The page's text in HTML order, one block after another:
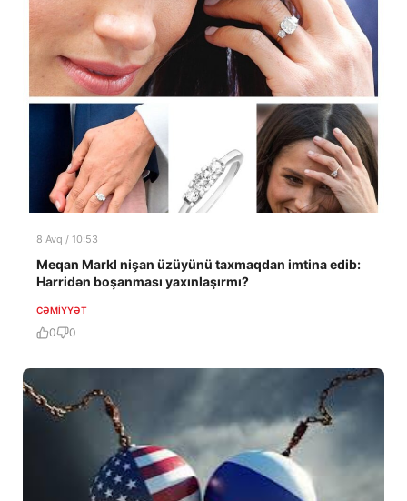
8 Avq / 10:53
Meqan Markl nişan üzüyünü taxmaqdan imtina edib:
Harridən boşanması yaxınlaşırmı?
CƏMIYYƏT
0 0